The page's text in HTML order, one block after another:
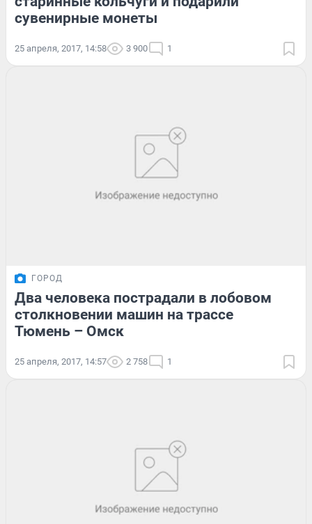
сувенирные монеты
25 апреля, 2017, 14:58 3 900 1
ГОРОД
Два человека пострадали в лобовом
столкновении машин на трассе
Тюмень – Омск
25 апреля, 2017, 14:57 2 758 1